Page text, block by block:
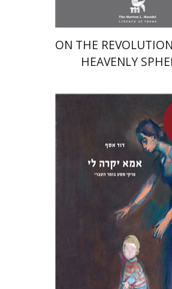
ON THE
HEAVENLY
מחיר השקה